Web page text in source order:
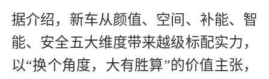
据介绍，新车从颜值、空间、补能、智
能、安全五大维度带来越级标配实力，
以“换个角度，大有胜算”的价值主张，